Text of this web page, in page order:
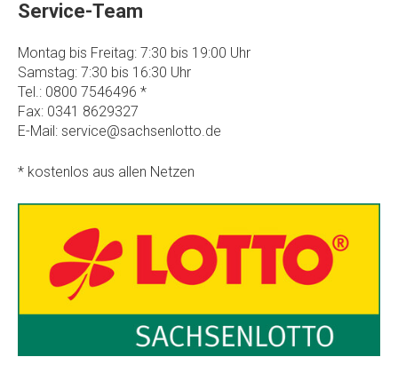
Service-Team
Montag bis Freitag: 7:30 bis 19:00 Uhr
Samstag: 7:30 bis 16:30 Uhr
Tel.: 0800 7546496 *
Fax: 0341 8629327
E-Mail: service@sachsenlotto.de
* kostenlos aus allen Netzen